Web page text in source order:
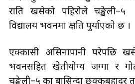
अदानचुली । हुम्लाको चङ्खेली
राति खसेको पहिरोले
विद्यालय भवनमा क्षति पुर्याएको छ ।
एक्कासी असिनापानी परेपछि
भवनसहित खेतीयोग्य जग्गा र